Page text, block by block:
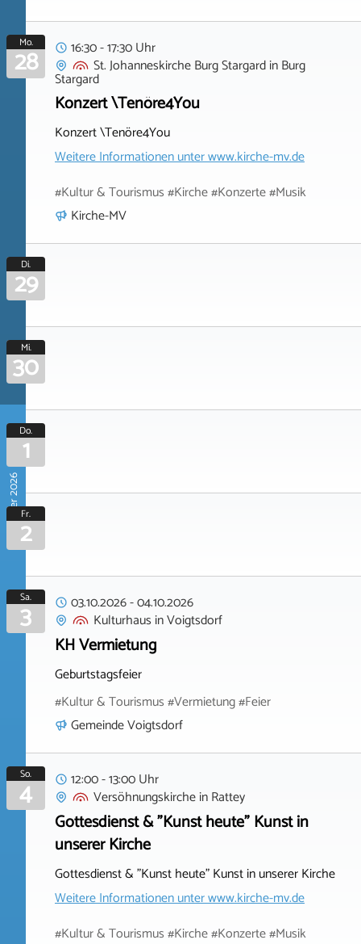
Mo.
28
16:30 - 17:30 Uhr
St. Johanneskirche Burg StargardinBurg
Stargard
Konzert \Tenöre4You
Konzert \Tenöre4You
Weitere Informationen unterwww.kirche-mv.de
#Kultur & Tourismus #Kirche #Konzerte #Musik
Kirche-MV
Di.
29
Mi.
30
Oktober 2026
Do.
1
Fr.
2
Sa.
3 03.10.2026-04.10.2026
Kulturhaus inVoigtsdorf
KH Vermietung
Geburtstagsfeier
#Kultur & Tourismus #Vermietung #Feier
Gemeinde Voigtsdorf
So.
4
12:00 - 13:00 Uhr
VersöhnungskircheinRattey
Gottesdienst & "Kunst heute" Kunst in
unserer Kirche
Gottesdienst & "Kunst heute" Kunst in unserer Kirche
Weitere Informationen unterwww.kirche-mv.de
#Kultur & Tourismus #Kirche #Konzerte #Musik